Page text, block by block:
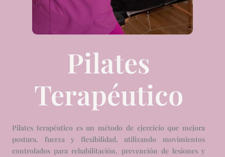
Pilates
Terapéutico
Pilates terapéutico es un método de ejercicio que mejora
postura, fuerza y flexibilidad, utilizando movimientos
controlados para rehabilitación, prevención de lesiones y